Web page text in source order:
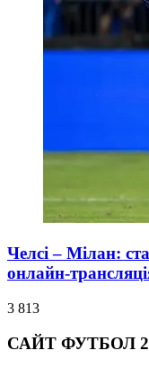
Челсі – Мілан:
онлайн-
3 813
САЙТ ФУТБОЛ